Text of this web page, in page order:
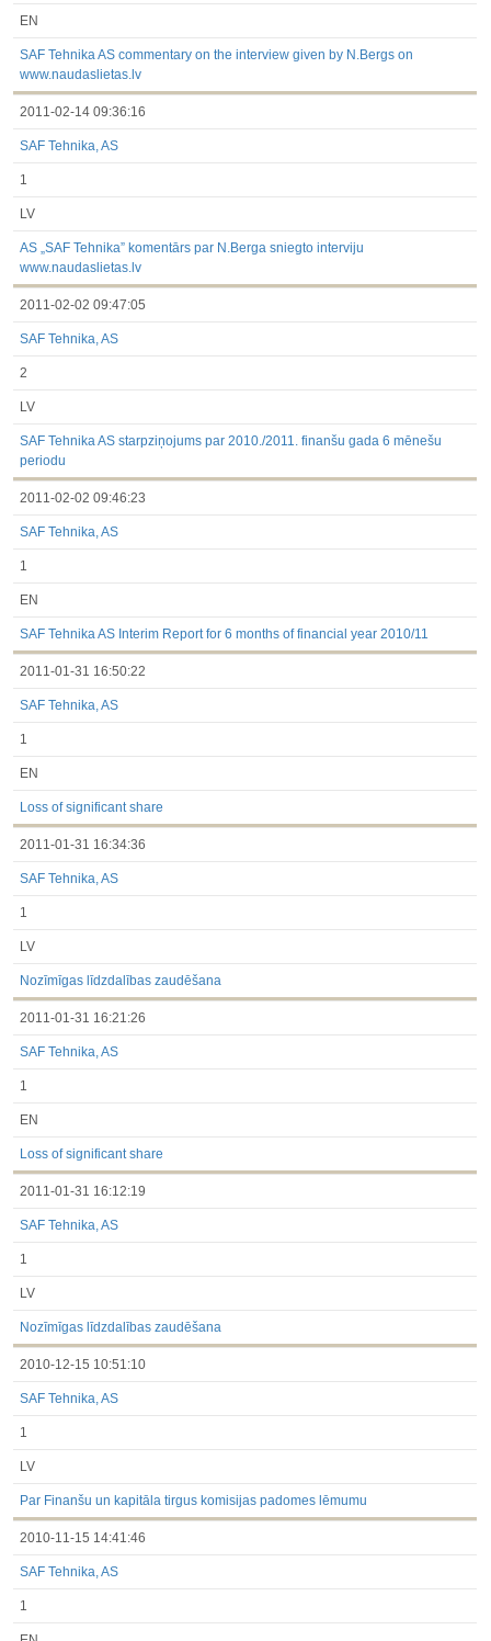
EN
SAF Tehnika AS commentary on the interview given by N.Bergs on
www.naudaslietas.lv
2011-02-14 09:36:16
SAF Tehnika, AS
1
LV
AS „SAF Tehnika” komentārs par N.Berga sniegto interviju
www.naudaslietas.lv
2011-02-02 09:47:05
SAF Tehnika, AS
2
LV
SAF Tehnika AS starpziņojums par 2010./2011. finanšu gada 6 mēnešu
periodu
2011-02-02 09:46:23
SAF Tehnika, AS
1
EN
SAF Tehnika AS Interim Report for 6 months of financial year 2010/11
2011-01-31 16:50:22
SAF Tehnika, AS
1
EN
Loss of significant share
2011-01-31 16:34:36
SAF Tehnika, AS
1
LV
Nozīmīgas līdzdalības zaudēšana
2011-01-31 16:21:26
SAF Tehnika, AS
1
EN
Loss of significant share
2011-01-31 16:12:19
SAF Tehnika, AS
1
LV
Nozīmīgas līdzdalības zaudēšana
2010-12-15 10:51:10
SAF Tehnika, AS
1
LV
Par Finanšu un kapitāla tirgus komisijas padomes lēmumu
2010-11-15 14:41:46
SAF Tehnika, AS
1